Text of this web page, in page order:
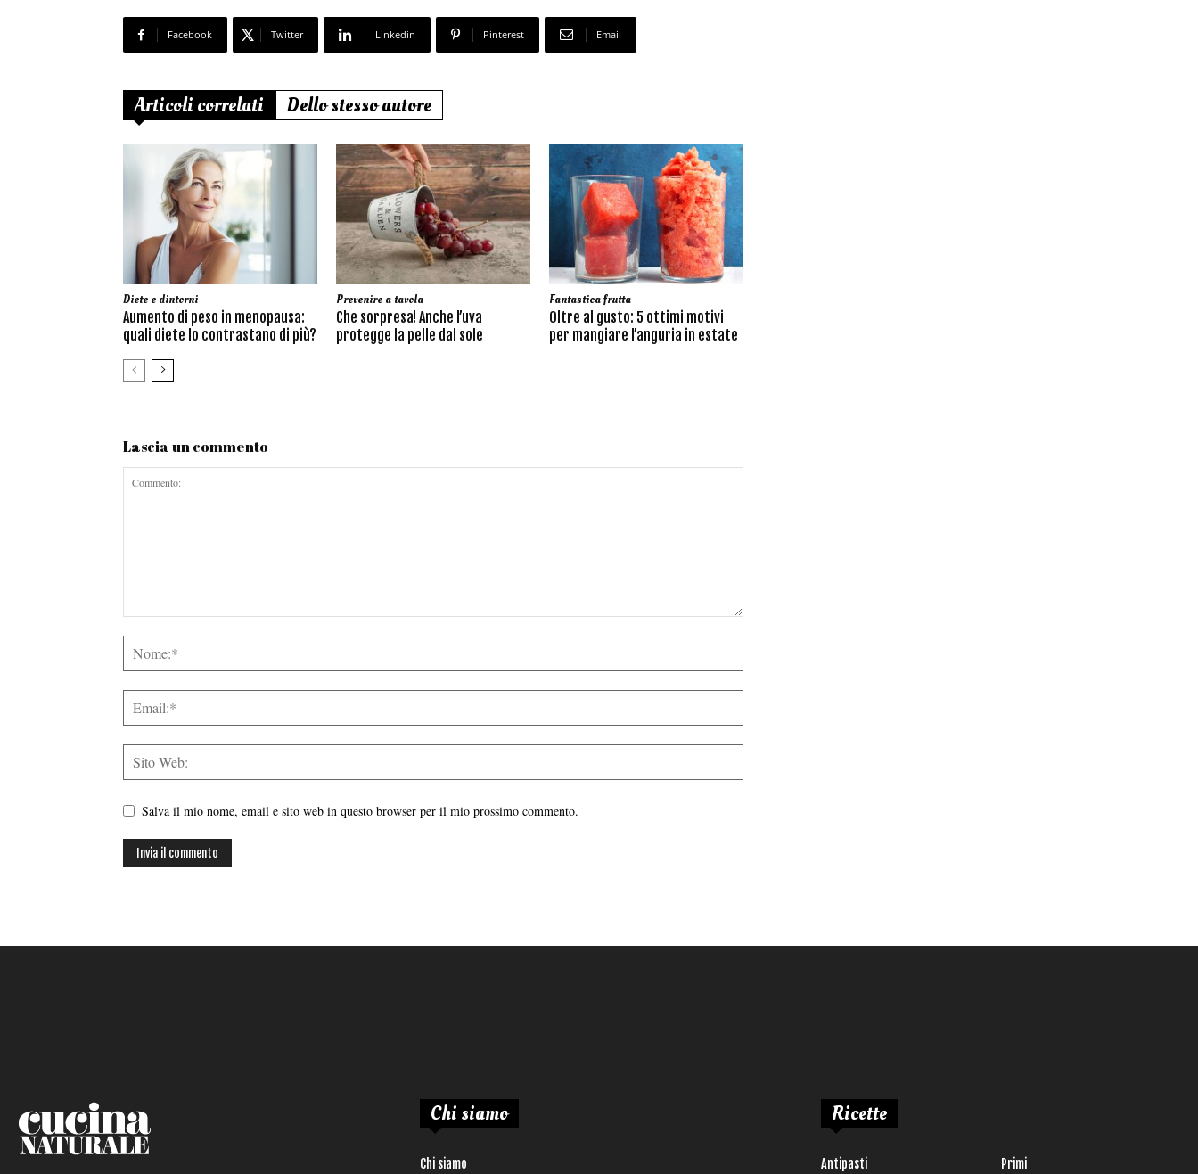
Facebook Twitter Linkedin Pinterest Email
Articoli correlati Dello stesso autore
Diete e dintorni
Aumento di peso in menopausa:
quali diete lo contrastano di più?
Prevenire a tavola
Che sorpresa! Anche l’uva
protegge la pelle dal sole
Fantastica frutta
Oltre al gusto: 5 ottimi motivi
per mangiare l’anguria in estate
Lascia un commento
Salva il mio nome, email e sito web in questo browser per il mio prossimo commento.
Chi siamo
Chi siamo
Ricette
Antipasti Primi